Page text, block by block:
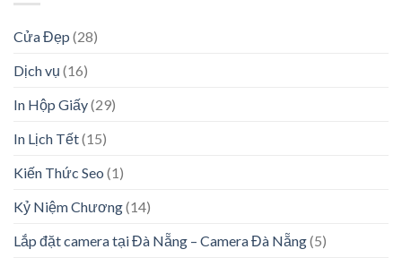
Cửa Đẹp (28)
Dịch vụ (16)
In Hộp Giấy(29)
In Lịch Tết(15)
Kiến Thức Seo (1)
Kỷ Niệm Chương(14)
Lắp đặt camera tại Đà Nẵng – Camera Đà Nẵng(5)